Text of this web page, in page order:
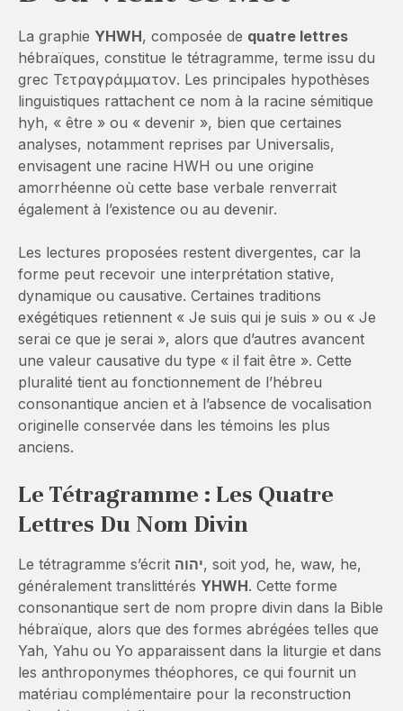
La graphie YHWH, composée de quatre lettres
hébraïques, constitue le tétragramme, terme issu du
grec Τετραγράμματον. Les principales hypothèses
linguistiques rattachent ce nom à la racine sémitique
hyh, « être » ou « devenir », bien que certaines
analyses, notamment reprises par Universalis,
envisagent une racine HWH ou une origine
amorrhéenne où cette base verbale renverrait
également à l’existence ou au devenir.
Les lectures proposées restent divergentes, car la
forme peut recevoir une interprétation stative,
dynamique ou causative. Certaines traditions
exégétiques retiennent « Je suis qui je suis » ou « Je
serai ce que je serai », alors que d’autres avancent
une valeur causative du type « il fait être ». Cette
pluralité tient au fonctionnement de l’hébreu
consonantique ancien et à l’absence de vocalisation
originelle conservée dans les témoins les plus
anciens.
Le Tétragramme : Les Quatre
Lettres Du Nom Divin
Le tétragramme s’écrit יהוה, soit yod, he, waw, he,
généralement translittérés YHWH. Cette forme
consonantique sert de nom propre divin dans la Bible
hébraïque, alors que des formes abrégées telles que
Yah, Yahu ou Yo apparaissent dans la liturgie et dans
les anthroponymes théophores, ce qui fournit un
matériau complémentaire pour la reconstruction